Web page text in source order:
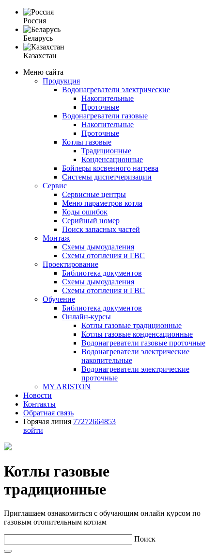
Россия
Беларусь
Казахстан
Меню сайта
Продукция
Водонагреватели электрические
Накопительные
Проточные
Водонагреватели газовые
Накопительные
Проточные
Котлы газовые
Традиционные
Конденсационные
Бойлеры косвенного нагрева
Системы диспетчеризации
Сервис
Сервисные центры
Меню параметров котла
Коды ошибок
Серийный номер
Поиск запасных частей
Монтаж
Схемы дымоудаления
Схемы отопления и ГВС
Проектирование
Библиотека документов
Схемы дымоудаления
Схемы отопления и ГВС
Обучение
Библиотека документов
Онлайн-курсы
Котлы газовые традиционные
Котлы газовые конденсационные
Водонагреватели газовые проточные
Водонагреватели электрические
накопительные
Водонагреватели электрические
проточные
MY ARISTON
Новости
Контакты
Обратная связь
Горячая линия 77272664853
войти
Котлы газовые
традиционные
Приглашаем ознакомиться с обучающим онлайн курсом по
газовым отопительным котлам
Поиск